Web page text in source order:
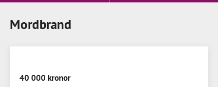
Mordbrand
40 000 kronor